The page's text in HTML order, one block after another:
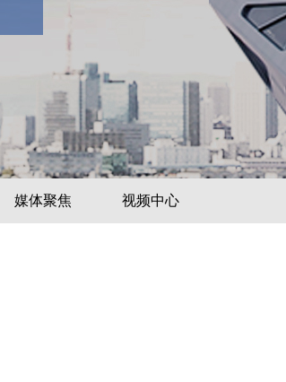
媒体聚焦 视频中心